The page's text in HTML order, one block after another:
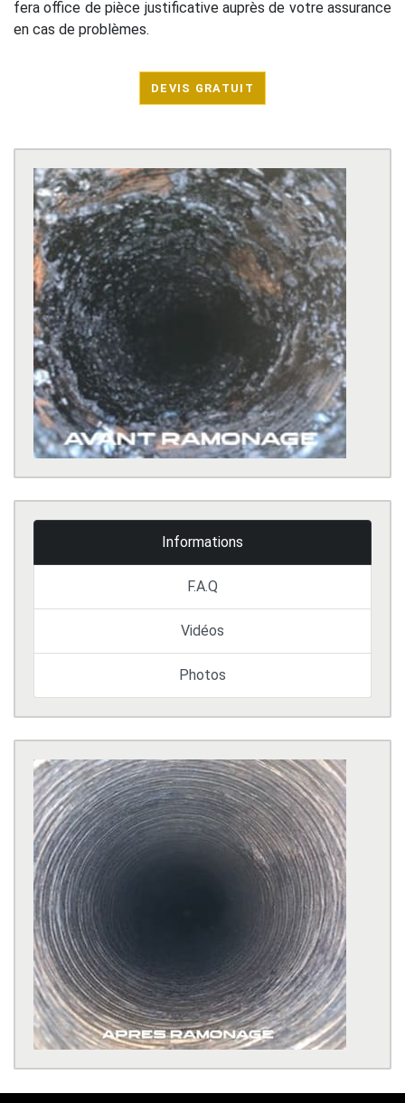
fera office de pièce justificative auprès de votre assurance
en cas de problèmes.
DEVIS GRATUIT
Informations
F.A.Q
Vidéos
Photos